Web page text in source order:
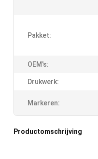
Pakket:
OEM's:
Drukwerk:
Markeren:
Productomschrijving